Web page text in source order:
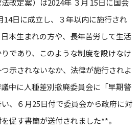
改定案）は2024年 ３月 15日に国会
14日に成立し、３年以内に施行され
本生まれの方や、長年苦労して生活
であり、このような制度を設けなけ
示されないなか、法律が施行されよ
中に人種差別撤廃委員会に「早期警
、６月25日付で委員会から政府に対
促す書簡が送付されました**。